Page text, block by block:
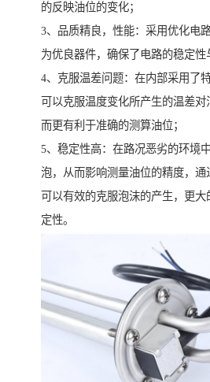
的反映油位的变化；
3、品质精良，性能：采用优化电
为优良器件，确保了电路的稳定性
4、克服温差问题：在内部采用了
可以克服温度变化所产生的温差
而更有利于准确的测算油位；
5、稳定性高：在路况恶劣的环境
泡，从而影响测量油位的精度，通
可以有效的克服泡沫的产生，更
定性。